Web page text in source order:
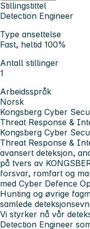
Stillingstittel
Detection Engineer
Type ansettelse
Fast, heltid 100%
Antall stillinger
1
Arbeidsspråk
Norsk
Kongsberg Cyber
Threat Response &
Kongsberg Cyber
Threat Response &
avansert deteksjon,
på tvers av
forsvar, romfart og
med Cyber Defence
Hunting og øvrige
samlede
Vi styrker nå vår
Detection Engineer